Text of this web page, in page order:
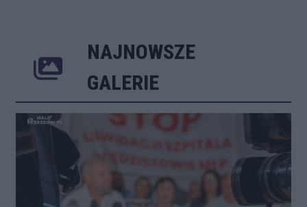
NAJNOWSZE
GALERIE